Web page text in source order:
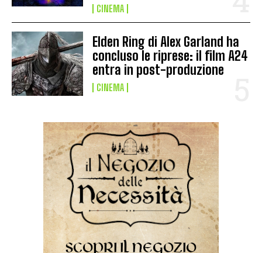
CINEMA
Elden Ring di Alex Garland ha
concluso le riprese: il film A24
entra in post-produzione
CINEMA